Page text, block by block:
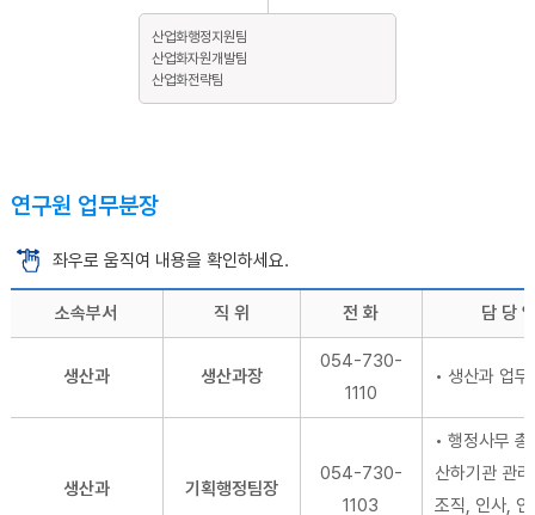
산업화행정지원팀
산업화자원개발팀
산업화전략팀
연구원 업무분장
좌우로 움직여 내용을 확인하세요.
소속부서 직 위 전 화 담 당
생산과 생산과장
054-730-
1110
• 생산과 업무
생산과 기획행정팀장
054-730-
1103
• 행정사무 총
산하기관 관
조직, 인사,